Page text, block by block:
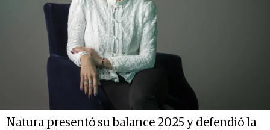
Natura presentó su balance 2025 y defendió la